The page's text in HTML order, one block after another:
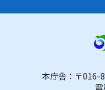
本庁舎：〒016-